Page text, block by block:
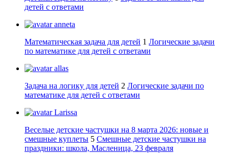
детей с ответами
anneta
Математическая задача для детей 1 Логические задачи
по математике для детей с ответами
allas
Задача на логику для детей 2 Логические задачи по
математике для детей с ответами
Larissa
Веселые детские частушки на 8 марта 2026: новые и
смешные куплеты 5 Смешные детские частушки на
праздники: школа, Масленица, 23 февраля